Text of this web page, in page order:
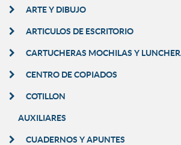
ARTE Y DIBUJO
ARTICULOS DE ESCRITORIO
CARTUCHERAS MOCHILAS Y
CENTRO DE COPIADOS
COTILLON
AUXILIARES
CUADERNOS Y APUNTES